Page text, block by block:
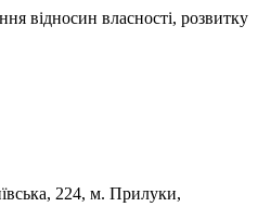
відносин власності, розвитку
224, м. Прилуки,